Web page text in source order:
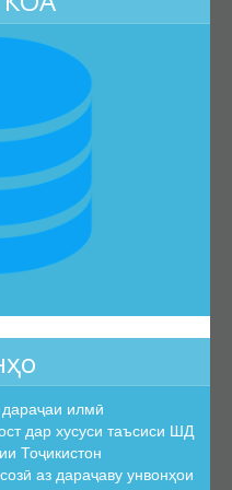
тақризшаванда
илмӣ
дар хусуси таъсиси ШД
Тоҷикистон
аз дараҷаву унвонҳои